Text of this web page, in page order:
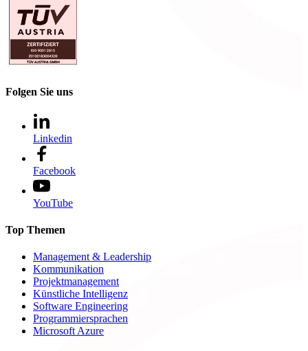
Folgen Sie uns
Linkedin
Facebook
YouTube
Top Themen
Management & Leadership
Kommunikation
Projektmanagement
Künstliche Intelligenz
Software Engineering
Programmiersprachen
Microsoft Azure